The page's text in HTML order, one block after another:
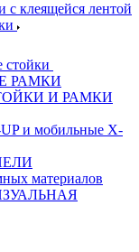
с клеящейся лентой
стойки
РАМКИ
И РАМКИ
и мобильные X-
материалов